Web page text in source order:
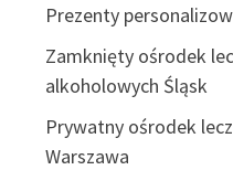
Prezenty
Zamknięty ośrodek
alkoholowych Śląsk
Prywatny ośrodek
Warszawa